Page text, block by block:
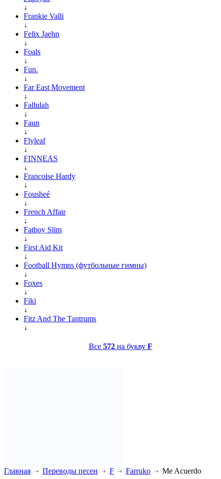
↓
Frankie Valli
↓
Felix Jaehn
↓
Foals
↓
Fun.
↓
Far East Movement
↓
Fallulah
↓
Faun
↓
Flyleaf
↓
FINNEAS
↓
Francoise Hardy
↓
Fousheé
↓
French Affair
↓
Fatboy Slim
↓
First Aid Kit
↓
Football Hymns (футбольные гимны)
↓
Foxes
↓
Fiki
↓
Fitz And The Tantrums
↓
Все 572на букву F
Главная Переводы песен F Farruko Me Acuerdo